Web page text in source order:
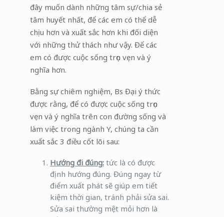
đây muốn dành những tâm sự/chia sẻ
tâm huyết nhất, để các em có thể dễ
chịu hơn và xuất sắc hơn khi đối diện
với những thử thách như vậy. Để các
em có được cuộc sống trọn vẹn và ý
nghĩa hơn.
Bằng sự chiêm nghiệm, Bs Đại ý thức
được rằng, để có được cuộc sống trọn
vẹn và ý nghĩa trên con đường sống và
làm việc trong ngành Y, chúng ta cần
xuất sắc 3 điều cốt lõi sau:
Hướng đi đúng:tức là có được
định hướng đúng. Đúng ngay từ
điểm xuất phát sẽ giúp em tiết
kiệm thời gian, tránh phải sửa sai.
Sửa sai thường mệt mỏi hơn là